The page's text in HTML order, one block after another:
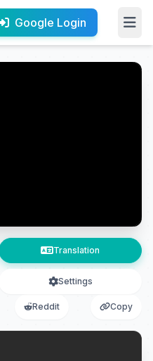
Google Login
Translation
Settings
Reddit Copy